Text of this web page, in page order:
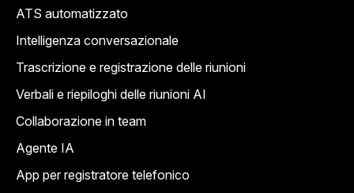
ATS automatizzato
Intelligenza conversazionale
Trascrizione e registrazione delle riunioni
Verbali e riepiloghi delle riunioni AI
Collaborazione in team
Agente IA
App per registratore telefonico